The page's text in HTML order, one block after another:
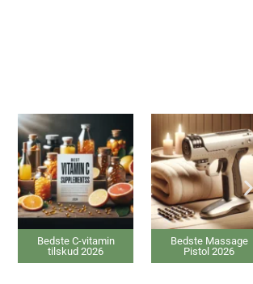
Bedste C-vitamin
tilskud 2026
Bedste Massage
Pistol 2026